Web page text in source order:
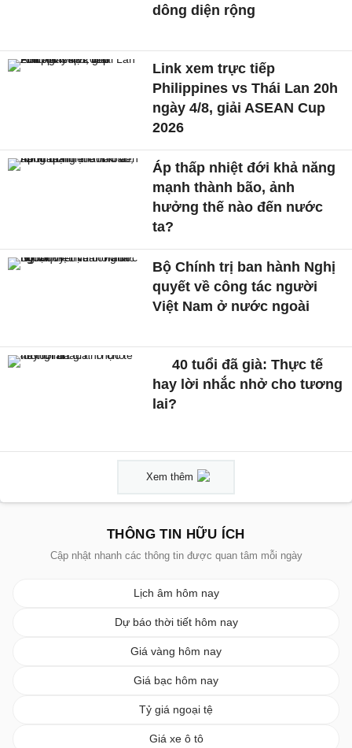
dông diện rộng
Link xem trực tiếp
Philippines vs Thái Lan 20h
ngày 4/8, giải ASEAN Cup
2026
Áp thấp nhiệt đới khả năng
mạnh thành bão, ảnh
hưởng thế nào đến nước
ta?
Bộ Chính trị ban hành Nghị
quyết về công tác người
Việt Nam ở nước ngoài
40 tuổi đã già: Thực tế
hay lời nhắc nhở cho tương
lai?
Xem thêm
THÔNG TIN HỮU ÍCH
Cập nhật nhanh các thông tin được quan tâm mỗi ngày
Lịch âm hôm nay
Dự báo thời tiết hôm nay
Giá vàng hôm nay
Giá bạc hôm nay
Tỷ giá ngoại tệ
Giá xe ô tô